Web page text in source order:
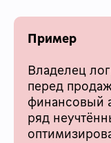
Пример
Владелец
перед
финансовый
ряд